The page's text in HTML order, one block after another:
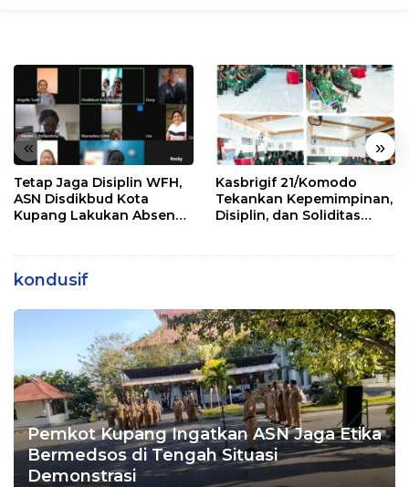
« »
Tetap Jaga Disiplin WFH,
ASN Disdikbud Kota
Kupang Lakukan Absen
Kasbrigif 21/Komodo
Tekankan Kepemimpinan,
Disiplin, dan Soliditas
kondusif
Pemkot Kupang Ingatkan ASN Jaga Etika
Bermedsos di Tengah Situasi
Demonstrasi